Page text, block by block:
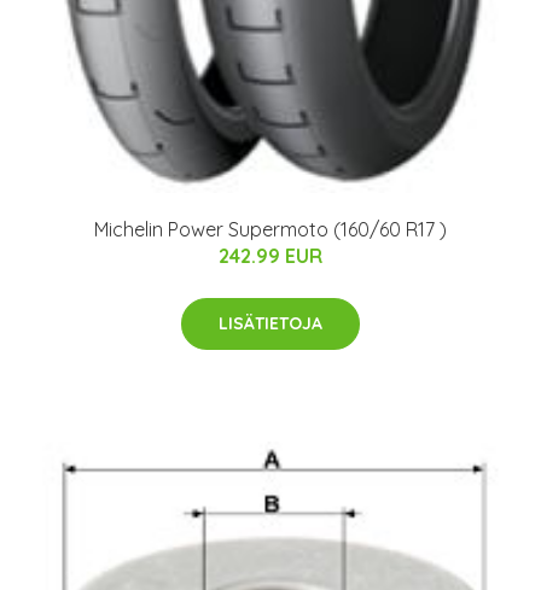
Michelin Power Supermoto (160/60 R17 )
242.99 EUR
LISÄTIETOJA